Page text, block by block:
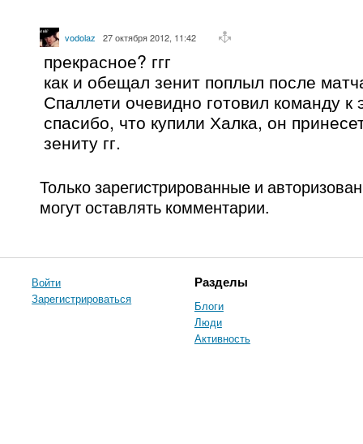
vodolaz 27 октября 2012, 11:42
прекрасное? ггг
как и обещал зенит поплыл после
Спаллети очевидно готовил команду
спасибо, что купили Халка, он
зениту гг.
Только зарегистрированные и
могут оставлять комментарии.
Войти
Зарегистрироваться
Разделы
Блоги
Люди
Активность